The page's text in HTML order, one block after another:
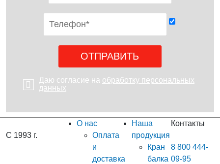
Даю согласие на обработку персональных
данных
С 1993 г.
О нас
Оплата
и
доставка
Наша
продукция
Кран
балка
Контакты
8 800 444-
09-95